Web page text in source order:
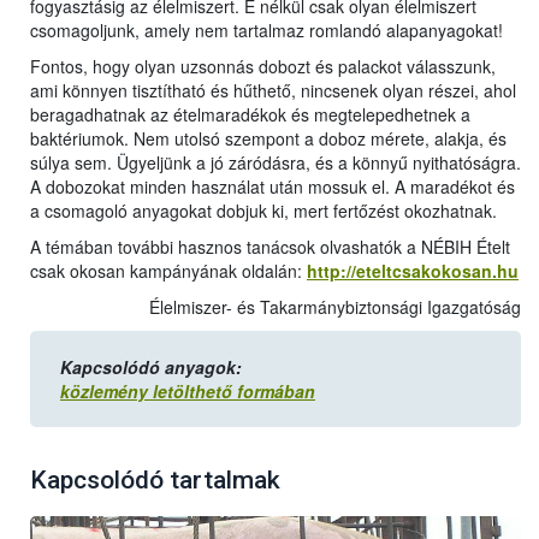
fogyasztásig az élelmiszert. E nélkül csak olyan élelmiszert
csomagoljunk, amely nem tartalmaz romlandó alapanyagokat!
Fontos, hogy olyan uzsonnás dobozt és palackot válasszunk,
ami könnyen tisztítható és hűthető, nincsenek olyan részei, ahol
beragadhatnak az ételmaradékok és megtelepedhetnek a
baktériumok. Nem utolsó szempont a doboz mérete, alakja, és
súlya sem. Ügyeljünk a jó záródásra, és a könnyű nyithatóságra.
A dobozokat minden használat után mossuk el. A maradékot és
a csomagoló anyagokat dobjuk ki, mert fertőzést okozhatnak.
A témában további hasznos tanácsok olvashatók a NÉBIH Ételt
csak okosan kampányának oldalán: http://eteltcsakokosan.hu
Élelmiszer- és Takarmánybiztonsági Igazgatóság
Kapcsolódó anyagok:
közlemény letölthető formában
Kapcsolódó tartalmak